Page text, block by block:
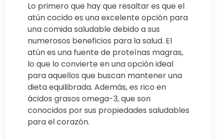
Lo primero que hay que resaltar es que el
atún cocido es una excelente opción para
una comida saludable debido a sus
numerosos beneficios para la salud. El
atún es una fuente de proteínas magras,
lo que lo convierte en una opción ideal
para aquellos que buscan mantener una
dieta equilibrada. Además, es rico en
ácidos grasos omega-3, que son
conocidos por sus propiedades saludables
para el corazón.